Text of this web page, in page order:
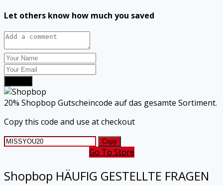
Let others know how much you saved
20% Shopbop Gutscheincode auf das gesamte Sortiment.
Copy this code and use at checkout
Copy
Go To Store
Shopbop HÄUFIG GESTELLTE FRAGEN